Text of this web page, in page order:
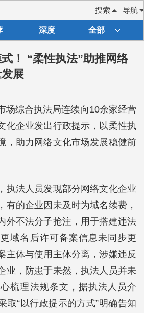
导航
搜索
深度 全部
！ “柔性执法”助推网络
展
场综合执法局连续向10余家经营
化企业发出行政提示，以柔性执
，助力网络文化市场发展稳健前
执法人员发现部分网络文化企业
有的企业因未及时为域名续费，
外不法分子抢注，用于搭建违法
域名后许可备案信息未同步更
主体与使用主体分离，涉嫌违反
业，防患于未然，执法人员并未
梳理法规条文，据执法人员介
取“以行政提示的方式”明确告知